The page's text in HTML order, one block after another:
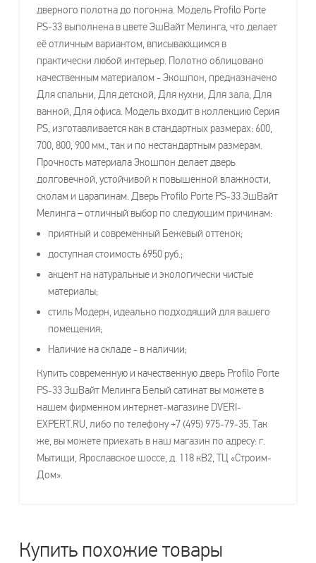
дверного полотна до погонжа. Модель Profilo Porte
PS-33 выполнена в цвете ЭшВайт Мелинга, что делает
её отличным вариантом, вписывающимся в
практически любой интерьер. Полотно облицовано
качественным материалом - Экошпон, предназначено
Для спальни, Для детской, Для кухни, Для зала, Для
ванной, Для офиса. Модель входит в коллекцию Серия
PS, изготавливается как в стандартных размерах: 600,
700, 800, 900 мм., так и по нестандартным размерам.
Прочность материала Экошпон делает дверь
долговечной, устойчивой к повышенной влажности,
сколам и царапинам. Дверь Profilo Porte PS-33 ЭшВайт
Мелинга – отличный выбор по следующим причинам:
приятный и современный Бежевый оттенок;
доступная стоимость 6950 руб.;
акцент на натуральные и экологически чистые
материалы;
стиль Модерн, идеально подходящий для вашего
помещения;
Наличие на складе - в наличии;
Купить современную и качественную дверь Profilo Porte
PS-33 ЭшВайт Мелинга Белый сатинат вы можете в
нашем фирменном интернет-магазине DVERI-
EXPERT.RU, либо по телефону +7 (495) 975-79-35. Так
же, вы можете приехать в наш магазин по адресу: г.
Мытищи, Ярославское шоссе, д. 118 кВ2, ТЦ «Строим-
Дом».
Купить похожие товары